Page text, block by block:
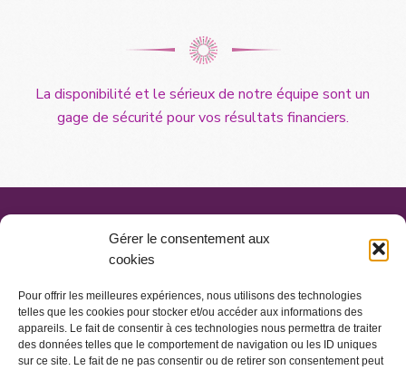
Gérer le consentement aux
cookies
Pour offrir les meilleures expériences, nous utilisons des technologies
telles que les cookies pour stocker et/ou accéder aux informations des
appareils. Le fait de consentir à ces technologies nous permettra de traiter
des données telles que le comportement de navigation ou les ID uniques
sur ce site. Le fait de ne pas consentir ou de retirer son consentement peut
La disponibilité et le sérieux de notre équipe sont un
gage de sécurité pour vos résultats financiers.